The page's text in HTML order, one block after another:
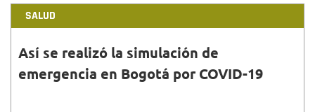
SALUD
Así se realizó la simulación de
emergencia en Bogotá por COVID-19